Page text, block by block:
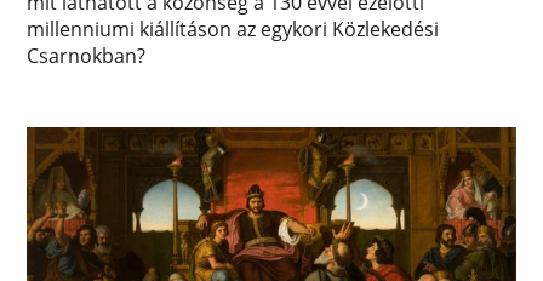
millenniumi kiállításon az egykori Közlekedési
Csarnokban?